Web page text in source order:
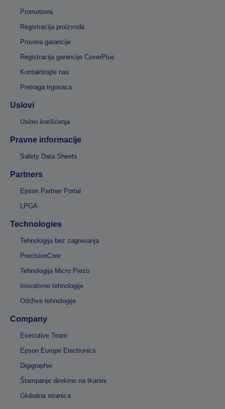
Promotions
Registracija proizvoda
Provera garancije
Registracija garancije CoverPlus
Kontaktirajte nas
Pretraga trgovaca
Uslovi
Uslovi korišćenja
Pravne informacije
Safety Data Sheets
Partners
Epson Partner Portal
LPGA
Technologies
Tehnologija bez zagrevanja
PrecisionCore
Tehnologija Micro Piezo
Inovativne tehnologije
Održive tehnologije
Company
Executive Team
Epson Europe Electronics
Digigraphie
Štampanje direktno na tkanini
Globalna stranica